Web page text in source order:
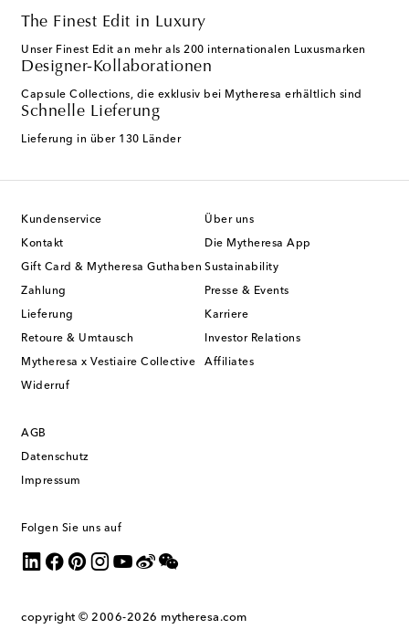
The Finest Edit in Luxury
Unser Finest Edit an mehr als 200 internationalen Luxusmarken
Designer-Kollaborationen
Capsule Collections, die exklusiv bei Mytheresa erhältlich sind
Schnelle Lieferung
Lieferung in über 130 Länder
Kundenservice
Kontakt
Gift Card & Mytheresa Guthaben
Zahlung
Lieferung
Retoure & Umtausch
Mytheresa x Vestiaire Collective
Widerruf
Über uns
Die Mytheresa App
Sustainability
Presse & Events
Karriere
Investor Relations
Affiliates
AGB
Datenschutz
Impressum
Folgen Sie uns auf
copyright © 2006-2026 mytheresa.com